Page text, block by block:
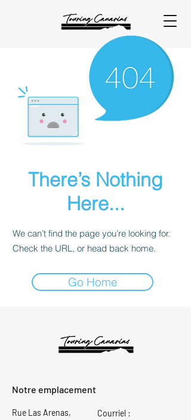
There’s Nothing
Here...
We can’t find the page you’re looking for.
Check the URL, or head back home.
Go Home
Notre emplacement
Rue Las Arenas,
Courriel :